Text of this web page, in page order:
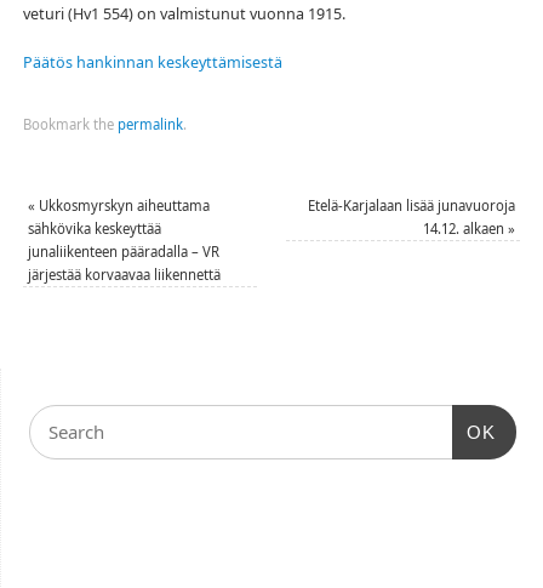
veturi (Hv1 554) on valmistunut vuonna 1915.
Päätös hankinnan keskeyttämisestä
Bookmark the permalink.
« Ukkosmyrskyn aiheuttama
sähkövika keskeyttää
junaliikenteen pääradalla – VR
järjestää korvaavaa liikennettä
Etelä-Karjalaan lisää junavuoroja
14.12. alkaen»
OK